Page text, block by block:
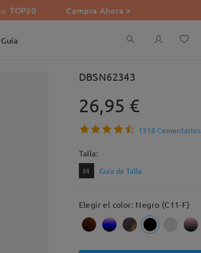
TOP20 Compra Ahora >
Guía
DBSN62343
26,95 €
1318 Comentarios
Talla:
M Guía de Talla
Elegir el color: Negro (C11-F)